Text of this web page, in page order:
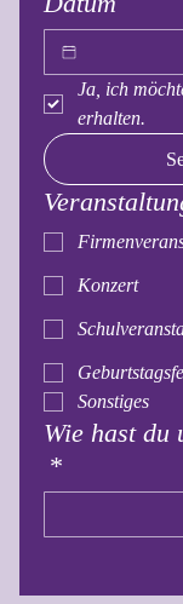
Ja, ich
erhalten.
Konzert
Sonstiges
Wie hast du
*